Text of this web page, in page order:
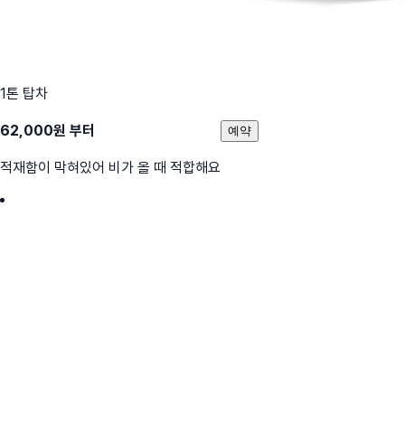
1톤 탑차
62,000원 부터
적재함이 막혀있어 비가 올 때 적합해요
예약